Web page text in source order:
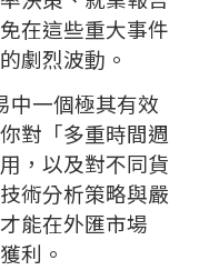
在這些重大事件
劇烈波動。
中一個極其有效
對「多重時間週
，以及對不同貨
術分析策略與嚴
能在外匯市場
利。